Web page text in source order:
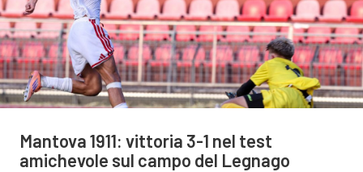
Mantova 1911: vittoria 3-1 nel test
amichevole sul campo del Legnago